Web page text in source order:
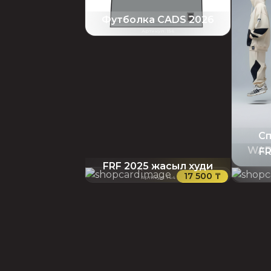
Футболка CADS 2026
17 500 ₸
FRF 2025 жасыл худи
Артикул:144